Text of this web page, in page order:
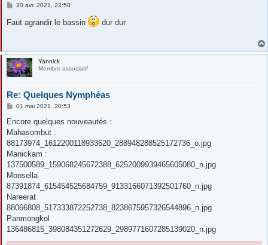
M
s
30 avr. 2021, 22:58
Faut agrandir le bassin dur dur
Yannick
Membre associatif
Re: Quelques Nymphéas
M
s
a
g
01 mai 2021, 20:53
Encore quelques nouveautés :
Mahasombut :
88173974_1612200118933620_288948288525172736_o.jpg
Manickam :
137500589_159068245672388_6252009939465605080_n.jpg
Monsella
87391874_615454525684759_9133166071392501760_n.jpg
Nareerat
88066808_517333872252738_8238675957326544896_n.jpg
Panmongkol
136486815_398084351272629_2989771607285139020_n.jpg